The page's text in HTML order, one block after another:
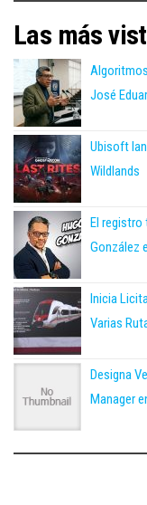
Las más
José
Ubisoft
Wildlands
El
González
Inicia
Varias
Designa
Manager